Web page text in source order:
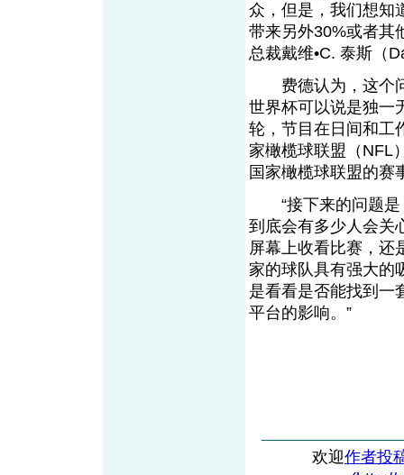
众，但是，我们想知
带来另外30%或者其
总裁戴维•C. 泰斯（
费德认为，这个问
世界杯可以说是独一
轮，节目在日间和工
家橄榄球联盟（NFL
国家橄榄球联盟的赛
“接下来的问题是
到底会有多少人会关
屏幕上收看比赛，还
家的球队具有强大的
是看看是否能找到一
平台的影响。”
欢迎作者投